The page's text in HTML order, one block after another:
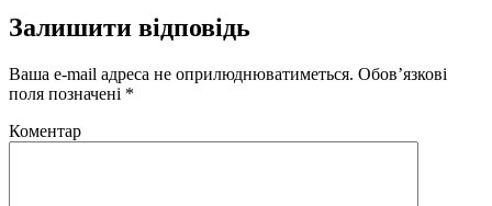
Залишити відповідь
Ваша e-mail адреса не оприлюднюватиметься. Обов’язкові
поля позначені *
Коментар